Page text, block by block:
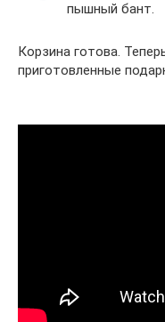
пышный бант.
Корзина готова.
приготовленные